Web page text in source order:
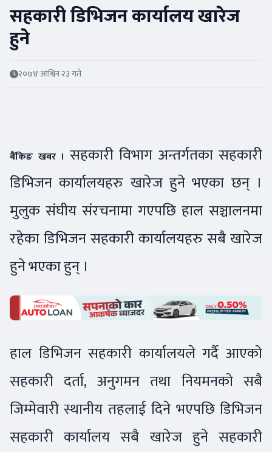
सहकारी डिभिजन कार्यालय खारेज
हुने
२०७४ आश्विन २३ गते
बैंकिङ खबर । सहकारी विभाग अन्तर्गतका सहकारी
डिभिजन कार्यालयहरु खारेज हुने भएका छन् ।
मुलुक संघीय संरचनामा गएपछि हाल सञ्चालनमा
रहेका डिभिजन सहकारी कार्यालयहरु सबै खारेज
हुने भएका हुन् ।
हाल डिभिजन सहकारी कार्यालयले गर्दै आएको
सहकारी दर्ता, अनुगमन तथा नियमनको सबै
जिम्मेवारी स्थानीय तहलाई दिने भएपछि डिभिजन
सहकारी कार्यालय सबै खारेज हुने सहकारी